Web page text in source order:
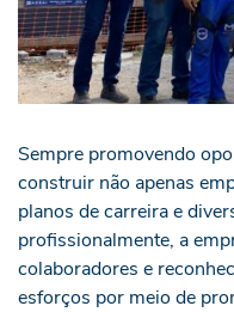
Sempre promovendo
construir não apenas
planos de carreira e
profissionalmente, a
colaboradores e
esforços por meio de